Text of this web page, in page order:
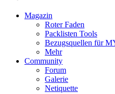
Magazin
Roter Faden
Packlisten Tools
Bezugsquellen für
Mehr
Community
Forum
Galerie
Netiquette